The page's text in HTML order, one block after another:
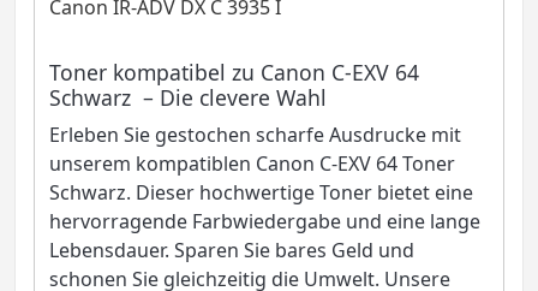
Canon IR-ADV DX C 3935 I
Toner kompatibel zu Canon C-EXV 64
Schwarz – Die clevere Wahl
Erleben Sie gestochen scharfe Ausdrucke mit
unserem kompatiblen Canon C-EXV 64 Toner
Schwarz. Dieser hochwertige Toner bietet eine
hervorragende Farbwiedergabe und eine lange
Lebensdauer. Sparen Sie bares Geld und
schonen Sie gleichzeitig die Umwelt. Unsere